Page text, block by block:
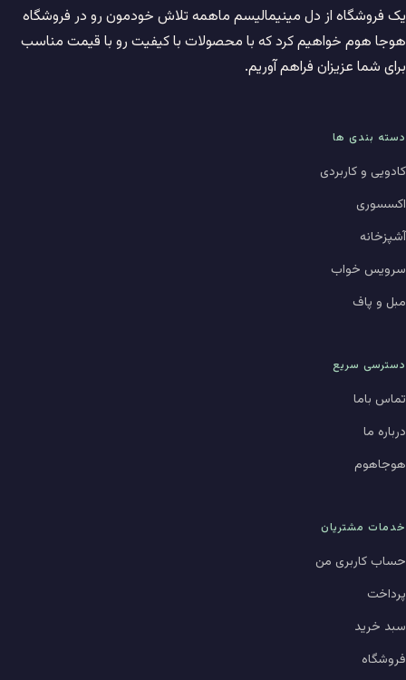
یک فروشگاه از دل مینیمالیسم ماهمه تلاش خودمون رو در فروشگاه
هوجا هوم خواهیم کرد که با محصولات با کیفیت رو با قیمت مناسب
برای شما عزیزان فراهم آوریم.
دسته بندی ها
کادویی و کاربردی
اکسسوری
آشپزخانه
سرویس خواب
مبل و پاف
دسترسی سریع
تماس باما
درباره ما
هوجاهوم
خدمات مشتریان
حساب کاربری من
پرداخت
سبد خرید
فروشگاه